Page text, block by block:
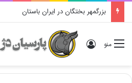
بزرگمهر بختگان در ایران باستان
منو ورود